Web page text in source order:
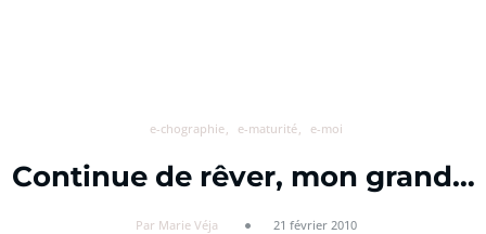
e-chographie e-maturité e-moi
Continue de rêver, mon grand…
Par Marie Véja 21 février 2010